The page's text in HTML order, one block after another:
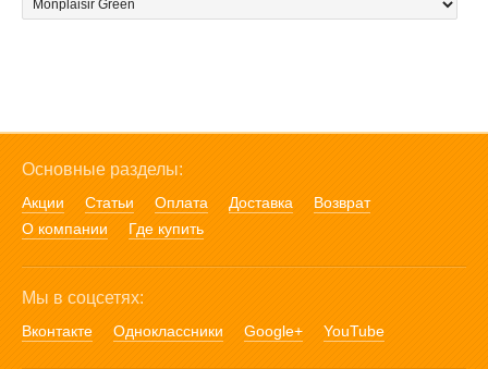
Основные разделы:
Акции Статьи Оплата Доставка
Возврат
О компании
Где купить
Мы в соцсетях:
Вконтакте Одноклассники Google+ YouTube